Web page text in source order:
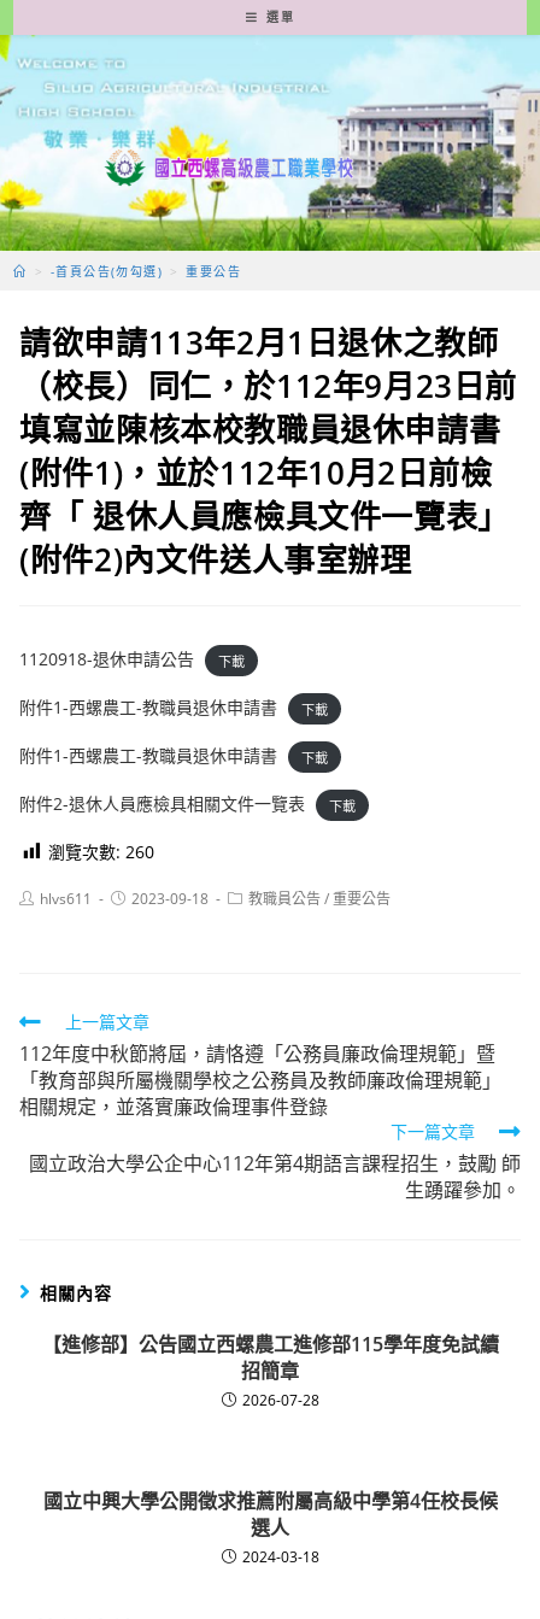
轉
至
要
容
選單
> -首頁公告(勿勾選) > 重要公告
請欲申請113年2月1日退休之教師
（校長）同仁，於112年9月23日前
填寫並陳核本校教職員退休申請書
(附件1)，並於112年10月2日前檢
齊「 退休人員應檢具文件一覽表」
(附件2)內文件送人事室辦理
1120918-退休申請公告 下載
附件1-西螺農工-教職員退休申請書 下載
附件1-西螺農工-教職員退休申請書 下載
附件2-退休人員應檢具相關文件一覽表 下載
瀏覽次數: 260
Posthlvs611
Post2023-09-18
Post教職員公告/重要公告
Read
more
articles
上一篇文章
112年度中秋節將屆，請恪遵「公務員廉政倫理規範」暨
「教育部與所屬機關學校之公務員及教師廉政倫理規範」
相關規定，並落實廉政倫理事件登錄
下一篇文章
國立政治大學公企中心112年第4期語言課程招生，鼓勵 師
生踴躍參加。
相關內容
【進修部】公告國立西螺農工進修部115學年度免試續
招簡章
2026-07-28
國立中興大學公開徵求推薦附屬高級中學第4任校長候
選人
2024-03-18